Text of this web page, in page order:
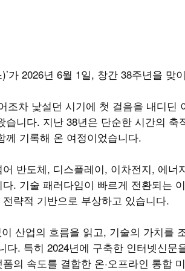
가 2026년 6월 1일, 창간 38주년을 맞
조차 낯설던 시기에 첫 걸음을 내디딘
니다. 지난 38년은 단순한 시간의 축
기록해 온 여정이었습니다.
반도체, 디스플레이, 이차전지, 에너
. 기술 패러다임이 빠르게 전환되는
략적 기반으로 부상하고 있습니다.
산업의 흐름을 읽고, 기술의 가치를
. 특히 2024년에 구축한 인터넷신문
의 속도를 결합한 온·오프라인 통합